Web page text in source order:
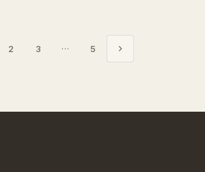
2 3 ··· 5